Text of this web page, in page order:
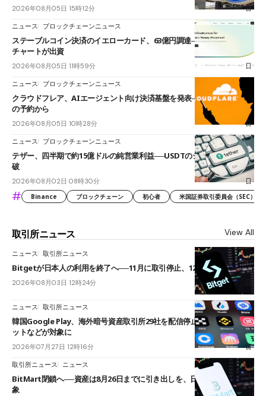
2026年08月05日 15時12分
ニュース ブロックチェーンニュース
ステーブルコイン決済のイエローカード、63億円調達──ソニーやスタン
チャートが出資
2026年08月05日 11時59分
ニュース ブロックチェーンニュース
クラウドフレア、AIエージェント向け決済基盤を発表──まずハンドル名
の予約から
2026年08月05日 10時28分
ニュース ブロックチェーンニュース
テザー、四半期で約15億ドルの純営業利益──USDTのシェアは60%を突
破
2026年08月02日 08時30分
# Binance ブロックチェーン 初心者 米国証券取引委員会（SEC）
取引所ニュース View All
ニュース 取引所ニュース
Bitgetが日本人の利用を終了へ──11月に取引停止、12月末に強制決済
2026年08月03日 12時24分
ニュース 取引所ニュース
韓国Google Play、海外暗号資産取引所29社を配信停止──OKXやバイビ
ットなどが対象に
2026年07月27日 12時16分
取引所ニュース ニュース
BitMart閉鎖へ──資産は8月26日までに引き出しを、日本人利用者も対
象